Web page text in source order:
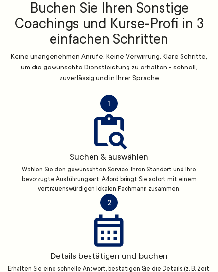
Buchen Sie Ihren Sonstige
Coachings und Kurse-Profi in 3
einfachen Schritten
Keine unangenehmen Anrufe. Keine Verwirrung. Klare Schritte,
um die gewünschte Dienstleistung zu erhalten - schnell,
zuverlässig und in Ihrer Sprache
1
Suchen & auswählen
Wählen Sie den gewünschten Service, Ihren Standort und Ihre
bevorzugte Ausführungsart. A4ord bringt Sie sofort mit einem
vertrauenswürdigen lokalen Fachmann zusammen.
2
Details bestätigen und buchen
Erhalten Sie eine schnelle Antwort, bestätigen Sie die Details (z. B. Zeit,